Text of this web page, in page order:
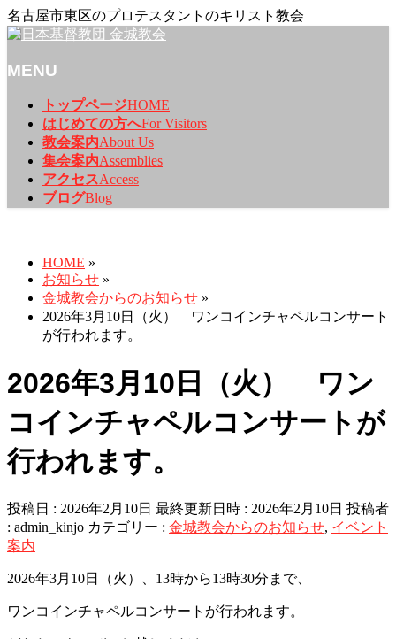
名古屋市東区のプロテスタントのキリスト教会
MENU
トップページHOME
はじめての方へFor Visitors
教会案内About Us
集会案内Assemblies
アクセスAccess
ブログBlog
HOME »
お知らせ »
金城教会からのお知らせ »
2026年3月10日（火） ワンコインチャペルコンサート
が行われます。
2026年3月10日（火） ワン
コインチャペルコンサートが
行われます。
投稿日 : 2026年2月10日 最終更新日時 : 2026年2月10日 投稿者
: admin_kinjo カテゴリー : 金城教会からのお知らせ, イベント
案内
2026年3月10日（火）、13時から13時30分まで、
ワンコインチャペルコンサートが行われます。